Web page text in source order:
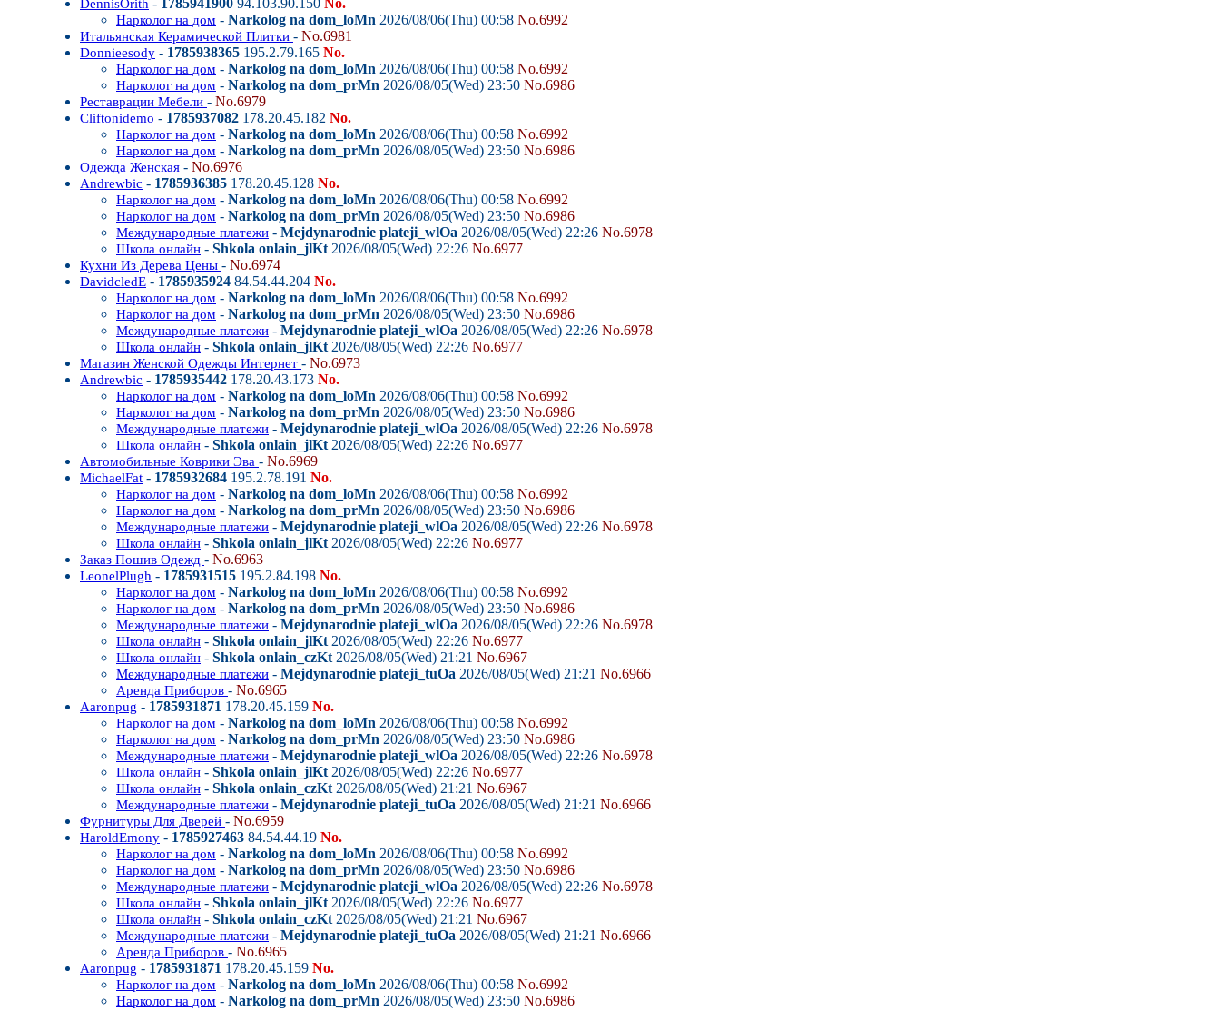
DennisOrith - 1785941900 94.103.90.150 No.
Нарколог на дом - Narkolog na dom_loMn 2026/08/06(Thu) 00:58 No.6992
Итальянская Керамической Плитки - No.6981
Donnieesody - 1785938365 195.2.79.165 No.
Нарколог на дом - Narkolog na dom_loMn 2026/08/06(Thu) 00:58 No.6992
Нарколог на дом - Narkolog na dom_prMn 2026/08/05(Wed) 23:50 No.6986
Реставрации Мебели - No.6979
Cliftonidemo - 1785937082 178.20.45.182 No.
Нарколог на дом - Narkolog na dom_loMn 2026/08/06(Thu) 00:58 No.6992
Нарколог на дом - Narkolog na dom_prMn 2026/08/05(Wed) 23:50 No.6986
Одежда Женская - No.6976
Andrewbic - 1785936385 178.20.45.128 No.
Нарколог на дом - Narkolog na dom_loMn 2026/08/06(Thu) 00:58 No.6992
Нарколог на дом - Narkolog na dom_prMn 2026/08/05(Wed) 23:50 No.6986
Международные платежи - Mejdynarodnie plateji_wlOa 2026/08/05(Wed) 22:26 No.6978
Школа онлайн - Shkola onlain_jlKt 2026/08/05(Wed) 22:26 No.6977
Кухни Из Дерева Цены - No.6974
DavidcledE - 1785935924 84.54.44.204 No.
Нарколог на дом - Narkolog na dom_loMn 2026/08/06(Thu) 00:58 No.6992
Нарколог на дом - Narkolog na dom_prMn 2026/08/05(Wed) 23:50 No.6986
Международные платежи - Mejdynarodnie plateji_wlOa 2026/08/05(Wed) 22:26 No.6978
Школа онлайн - Shkola onlain_jlKt 2026/08/05(Wed) 22:26 No.6977
Магазин Женской Одежды Интернет - No.6973
Andrewbic - 1785935442 178.20.43.173 No.
Нарколог на дом - Narkolog na dom_loMn 2026/08/06(Thu) 00:58 No.6992
Нарколог на дом - Narkolog na dom_prMn 2026/08/05(Wed) 23:50 No.6986
Международные платежи - Mejdynarodnie plateji_wlOa 2026/08/05(Wed) 22:26 No.6978
Школа онлайн - Shkola onlain_jlKt 2026/08/05(Wed) 22:26 No.6977
Автомобильные Коврики Эва - No.6969
MichaelFat - 1785932684 195.2.78.191 No.
Нарколог на дом - Narkolog na dom_loMn 2026/08/06(Thu) 00:58 No.6992
Нарколог на дом - Narkolog na dom_prMn 2026/08/05(Wed) 23:50 No.6986
Международные платежи - Mejdynarodnie plateji_wlOa 2026/08/05(Wed) 22:26 No.6978
Школа онлайн - Shkola onlain_jlKt 2026/08/05(Wed) 22:26 No.6977
Заказ Пошив Одежд - No.6963
LeonelPlugh - 1785931515 195.2.84.198 No.
Нарколог на дом - Narkolog na dom_loMn 2026/08/06(Thu) 00:58 No.6992
Нарколог на дом - Narkolog na dom_prMn 2026/08/05(Wed) 23:50 No.6986
Международные платежи - Mejdynarodnie plateji_wlOa 2026/08/05(Wed) 22:26 No.6978
Школа онлайн - Shkola onlain_jlKt 2026/08/05(Wed) 22:26 No.6977
Школа онлайн - Shkola onlain_czKt 2026/08/05(Wed) 21:21 No.6967
Международные платежи - Mejdynarodnie plateji_tuOa 2026/08/05(Wed) 21:21 No.6966
Аренда Приборов - No.6965
Aaronpug - 1785931871 178.20.45.159 No.
Нарколог на дом - Narkolog na dom_loMn 2026/08/06(Thu) 00:58 No.6992
Нарколог на дом - Narkolog na dom_prMn 2026/08/05(Wed) 23:50 No.6986
Международные платежи - Mejdynarodnie plateji_wlOa 2026/08/05(Wed) 22:26 No.6978
Школа онлайн - Shkola onlain_jlKt 2026/08/05(Wed) 22:26 No.6977
Школа онлайн - Shkola onlain_czKt 2026/08/05(Wed) 21:21 No.6967
Международные платежи - Mejdynarodnie plateji_tuOa 2026/08/05(Wed) 21:21 No.6966
Фурнитуры Для Дверей - No.6959
HaroldEmony - 1785927463 84.54.44.19 No.
Нарколог на дом - Narkolog na dom_loMn 2026/08/06(Thu) 00:58 No.6992
Нарколог на дом - Narkolog na dom_prMn 2026/08/05(Wed) 23:50 No.6986
Международные платежи - Mejdynarodnie plateji_wlOa 2026/08/05(Wed) 22:26 No.6978
Школа онлайн - Shkola onlain_jlKt 2026/08/05(Wed) 22:26 No.6977
Школа онлайн - Shkola onlain_czKt 2026/08/05(Wed) 21:21 No.6967
Международные платежи - Mejdynarodnie plateji_tuOa 2026/08/05(Wed) 21:21 No.6966
Аренда Приборов - No.6965
Aaronpug - 1785931871 178.20.45.159 No.
Нарколог на дом - Narkolog na dom_loMn 2026/08/06(Thu) 00:58 No.6992
Нарколог на дом - Narkolog na dom_prMn 2026/08/05(Wed) 23:50 No.6986